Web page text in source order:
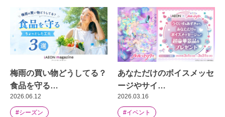
梅雨の買い物どうしてる？
食品を守る…
2026.06.12
#シーズン
あなただけのボイスメッセ
ージやサイ…
2026.03.16
#イベント